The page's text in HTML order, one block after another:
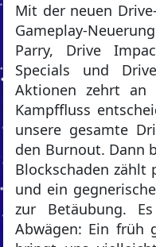
Mit der neuen
Gameplay-
Parry, Drive
Specials und
Aktionen zehrt
Kampffluss
unsere gesamte
den Burnout. Dann
Blockschaden zählt
und ein
zur Betäubung.
Abwägen: Ein früh